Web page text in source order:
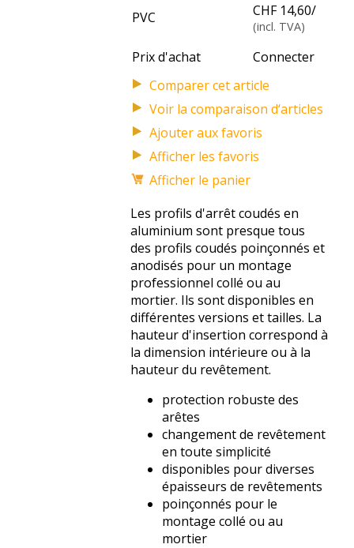
PVC CHF 14,60/
(incl. TVA)
Prix d'achat Connecter
Voir la comparaison d‘articles
Afficher les favoris
Afficher le panier
Les profils d'arrêt coudés en
aluminium sont presque tous
des profils coudés poinçonnés et
anodisés pour un montage
professionnel collé ou au
mortier. Ils sont disponibles en
différentes versions et tailles. La
hauteur d'insertion correspond à
la dimension intérieure ou à la
hauteur du revêtement.
protection robuste des
arêtes
changement de revêtement
en toute simplicité
disponibles pour diverses
épaisseurs de revêtements
poinçonnés pour le
montage collé ou au
mortier